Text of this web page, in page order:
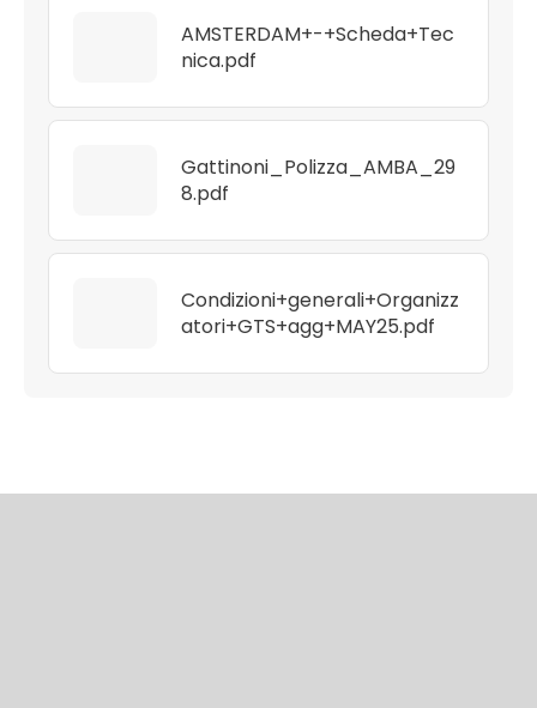
AMSTERDAM+-+Scheda+Tec
nica.pdf
Gattinoni_Polizza_AMBA_29
8.pdf
Condizioni+generali+Organizz
atori+GTS+agg+MAY25.pdf